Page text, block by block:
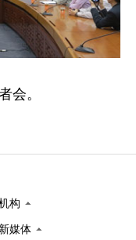
。
构
媒体